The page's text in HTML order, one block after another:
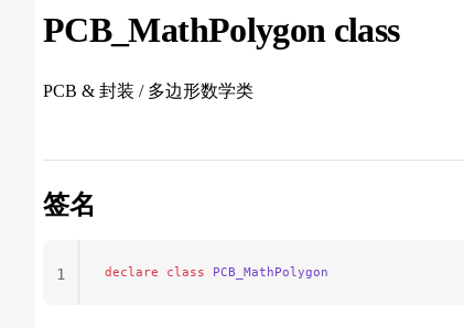
PCB_MathPolygon class
PCB & 封装 / 多边形数学类
签名
declare class PCB_MathPolygon
1